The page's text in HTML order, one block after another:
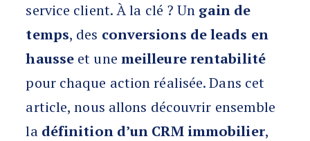
service client. À la clé ? Un gain de
temps, des conversions de leads en
hausse et une meilleure rentabilité
pour chaque action réalisée. Dans cet
article, nous allons découvrir ensemble
la définition d’un CRM immobilier,